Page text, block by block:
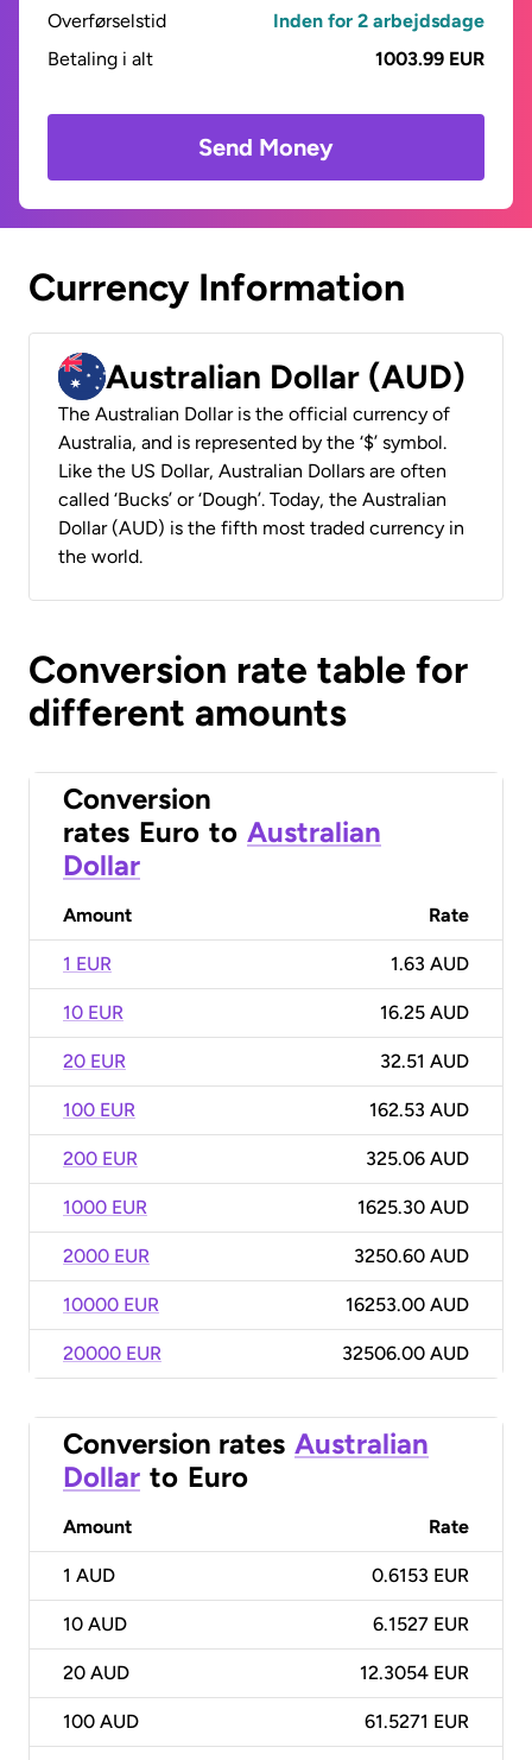
Overførselstid
Inden for 2 arbejdsdage
Betaling i alt
1003.99 EUR
Send Money
Currency Information
Australian Dollar (AUD)
The Australian Dollar is the official currency of
Australia, and is represented by the ‘$’ symbol.
Like the US Dollar, Australian Dollars are often
called ‘Bucks’ or ‘Dough’. Today, the Australian
Dollar (AUD) is the fifth most traded currency in
the world.
Conversion rate table for
different amounts
Conversion
rates Euro to Australian
Dollar
Amount Rate
1 EUR 1.63 AUD
10 EUR 16.25 AUD
20 EUR 32.51 AUD
100 EUR 162.53 AUD
200 EUR 325.06 AUD
1000 EUR 1625.30 AUD
2000 EUR 3250.60 AUD
10000 EUR 16253.00 AUD
20000 EUR 32506.00 AUD
Conversion rates Australian
Dollar to Euro
Amount Rate
1 AUD 0.6153 EUR
10 AUD 6.1527 EUR
20 AUD 12.3054 EUR
100 AUD 61.5271 EUR